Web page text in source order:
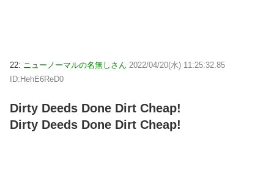
22: ニューノーマルの名無しさん 2022/04/20(水) 11:25:32.85
ID:HehE6ReD0
Dirty Deeds Done Dirt Cheap!
Dirty Deeds Done Dirt Cheap!